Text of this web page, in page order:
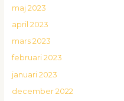
maj 2023
april 2023
mars 2023
februari 2023
januari 2023
december 2022